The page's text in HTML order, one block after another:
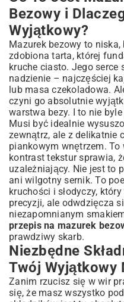
Najczęstsze Błędy przy
Jak Ich Uniknąć?
Konserwacja i
Aby Cieszył Dłużej
Wariacje Mazurka
Nowe Smaki
Mazurek Bezowy z
Orzeźwiająca Odsłona
Czekoladowy Mazurek
Słodkości
Mazurek Bezowy z
na Wiosnę
Podsumowanie:
Bezowy to Król
Bezowy i
Wyjątkowy?
Mazurek bezowy to niska,
zdobiona tarta, której
kruche ciasto. Jego serce
nadzienie – najczęściej
lub masa czekoladowa.
czyni go absolutnie
warstwa bezy. I to nie
Musi być idealnie
zewnątrz, ale z delikatnie
piankowym wnętrzem. To
kontrast tekstur sprawia,
uzależniający. Nie jest to
ani wilgotny sernik. To
kruchości i słodyczy,
precyzji, ale odwdzięcza
niezapomnianym
przepis na mazurek
prawdziwy skarb.
Niezbędne
Twój Wyjątkowy
Zanim rzucisz się w wir
się, że masz wszystko